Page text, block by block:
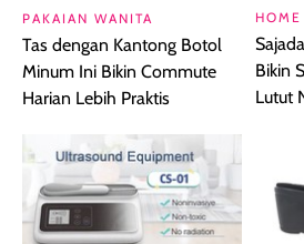
PAKAIAN WANITA
Tas dengan Kantong Botol
Minum Ini Bikin Commute
Harian Lebih Praktis
Bikin
Lutut